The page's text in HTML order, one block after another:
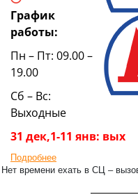
График
работы:
Пн – Пт: 09.00 –
19.00
Сб – Вс:
Выходные
31 дек,1-11 янв: вых
Подробнее
Нет времени ехать в СЦ –